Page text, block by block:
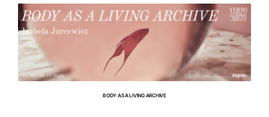
RIFUGIO DIGITALE
BODY AS A LIVING ARCHIVE